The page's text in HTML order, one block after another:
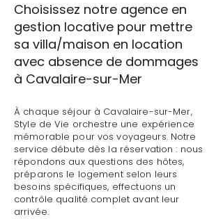
Choisissez notre agence en
gestion locative pour mettre
sa villa/maison en location
avec absence de dommages
à Cavalaire-sur-Mer
À chaque séjour à Cavalaire-sur-Mer,
Style de Vie orchestre une expérience
mémorable pour vos voyageurs. Notre
service débute dès la réservation : nous
répondons aux questions des hôtes,
préparons le logement selon leurs
besoins spécifiques, effectuons un
contrôle qualité complet avant leur
arrivée.